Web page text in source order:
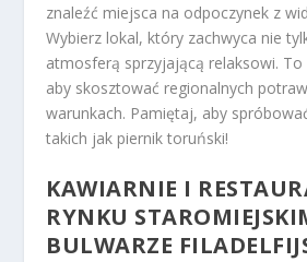
znaleźć miejsca na odpoczynek z
Wybierz lokal, który zachwyca nie
atmosferą sprzyjającą relaksowi. To
aby skosztować regionalnych
warunkach. Pamiętaj, aby
takich jak piernik toruński!
KAWIARNIE I
RYNKU
BULWARZE